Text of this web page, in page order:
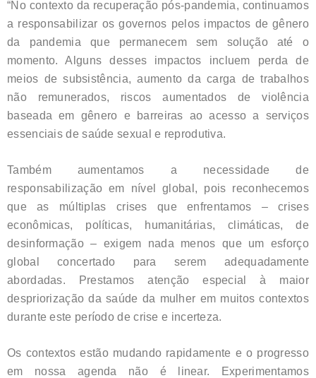
“No contexto da recuperação pós-pandemia, continuamos
a responsabilizar os governos pelos impactos de gênero
da pandemia que permanecem sem solução até o
momento. Alguns desses impactos incluem perda de
meios de subsistência, aumento da carga de trabalhos
não remunerados, riscos aumentados de violência
baseada em gênero e barreiras ao acesso a serviços
essenciais de saúde sexual e reprodutiva.
Também aumentamos a necessidade de
responsabilização em nível global, pois reconhecemos
que as múltiplas crises que enfrentamos – crises
econômicas, políticas, humanitárias, climáticas, de
desinformação – exigem nada menos que um esforço
global concertado para serem adequadamente
abordadas. Prestamos atenção especial à maior
despriorização da saúde da mulher em muitos contextos
durante este período de crise e incerteza.
Os contextos estão mudando rapidamente e o progresso
em nossa agenda não é linear. Experimentamos